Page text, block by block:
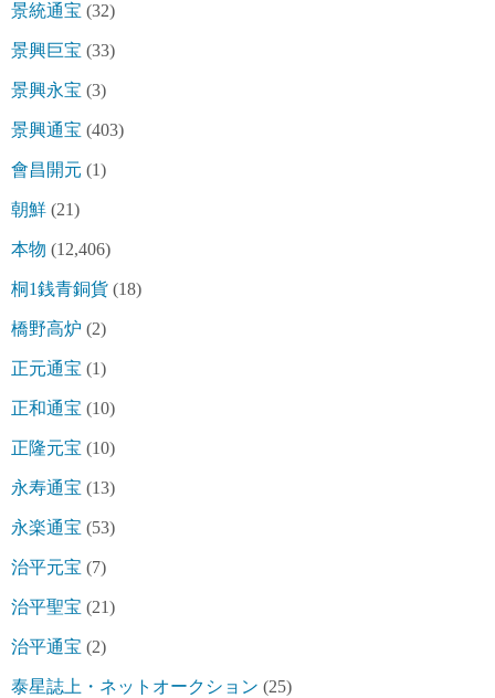
景統通宝 (32)
景興巨宝 (33)
景興永宝 (3)
景興通宝 (403)
會昌開元 (1)
朝鮮 (21)
本物 (12,406)
桐1銭青銅貨 (18)
橋野高炉 (2)
正元通宝 (1)
正和通宝 (10)
正隆元宝 (10)
永寿通宝 (13)
永楽通宝 (53)
治平元宝 (7)
治平聖宝 (21)
治平通宝 (2)
泰星誌上・ネットオークション (25)